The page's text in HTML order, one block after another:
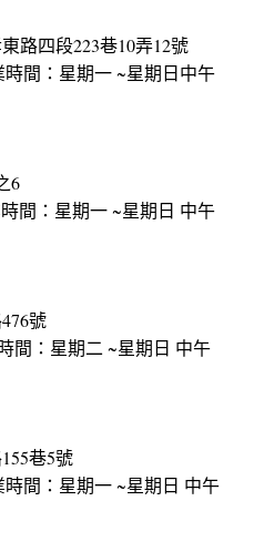
路四段223巷10弄12號
時間：星期一 ~星期日中午
6
間：星期一 ~星期日 中午
號
間：星期二 ~星期日 中午
巷5號
時間：星期一 ~星期日 中午